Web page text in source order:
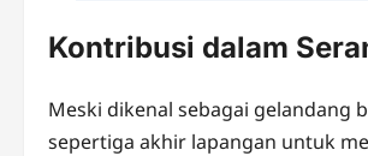
Kontribusi dalam
Meski dikenal sebagai gelandang
sepertiga akhir lapangan untuk